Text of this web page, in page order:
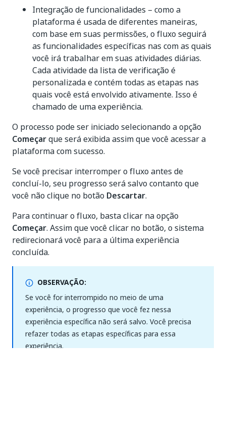
Integração de funcionalidades – como a
plataforma é usada de diferentes maneiras,
com base em suas permissões, o fluxo seguirá
as funcionalidades específicas nas com as quais
você irá trabalhar em suas atividades diárias.
Cada atividade da lista de verificação é
personalizada e contém todas as etapas nas
quais você está envolvido ativamente. Isso é
chamado de uma experiência.
O processo pode ser iniciado selecionando a opção
Começarque será exibida assim que você acessar a
plataforma com sucesso.
Se você precisar interromper o fluxo antes de
concluí-lo, seu progresso será salvo contanto que
você não clique no botão Descartar.
Para continuar o fluxo, basta clicar na opção
Começar. Assim que você clicar no botão, o sistema
redirecionará você para a última experiência
concluída.
OBSERVAÇÃO:
Se você for interrompido no meio de uma
experiência, o progresso que você fez nessa
experiência específica não será salvo. Você precisa
refazer todas as etapas específicas para essa
experiência.